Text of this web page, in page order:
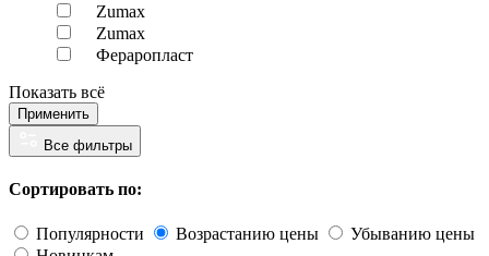
Zumax
Zumax
Фераропласт
Показать всё
Применить
Все фильтры
Сортировать по:
Популярности Возрастанию цены
Убыванию цены